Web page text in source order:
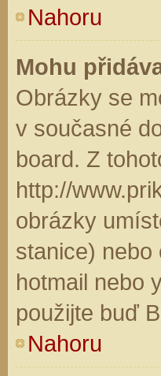
Nahoru
Mohu
Obrázky se
v současné
board. Z
http://
obrázky
stanice)
hotmail nebo
použijte buď
Nahoru